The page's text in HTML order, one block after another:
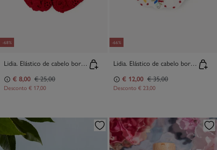
-68%
Lidia. Elástico de cabelo bordado com missangas
€ 8,00 € 25,00
Desconto € 17,00
-66%
Lidia. Elástico de cabelo bordado com missangas
€ 12,00 € 35,00
Desconto € 23,00